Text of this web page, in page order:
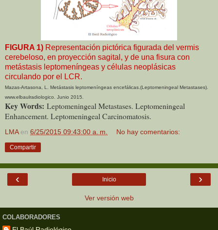
FIGURA 1) Representación pictórica figurada del vermis
cerebeloso, en proyección sagital, y de una fisura con
metástasis leptomeníngeas y células neoplásicas
circulando por el LCR.
Mazas-Artasona, L. Metástasis leptomeníngeas encefálicas.(Leptomeningeal Metastases).
www.elbaulradiologico. Junio 2015.
Key Words: Leptomeningeal Metastases. Leptomeningeal
Enhancement. Leptomeningeal Carcinomatosis.
LMA en 6/25/2015 09:43:00 a. m. No hay comentarios:
Compartir
‹ ›
Inicio
Ver versión web
COLABORADORES